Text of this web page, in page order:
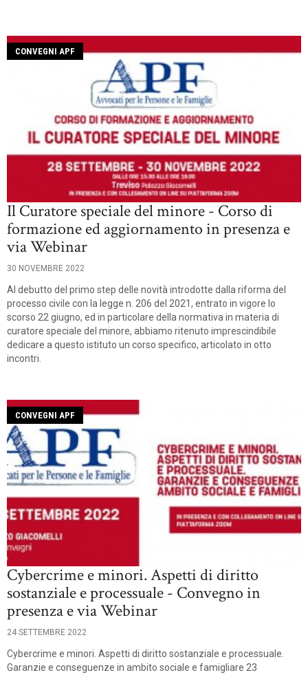
CONVEGNI APF
Il Curatore speciale del minore - Corso di
formazione ed aggiornamento in presenza e
via Webinar
30 NOVEMBRE 2022
Al debutto del primo step delle novità introdotte dalla riforma del
processo civile con la legge n. 206 del 2021, entrato in vigore lo
scorso 22 giugno, ed in particolare della normativa in materia di
curatore speciale del minore, abbiamo ritenuto imprescindibile
dedicare a questo istituto un corso specifico, articolato in otto
incontri.
CONVEGNI APF
Cybercrime e minori. Aspetti di diritto
sostanziale e processuale - Convegno in
presenza e via Webinar
24 SETTEMBRE 2022
Cybercrime e minori. Aspetti di diritto sostanziale e processuale.
Garanzie e conseguenze in ambito sociale e famigliare 23